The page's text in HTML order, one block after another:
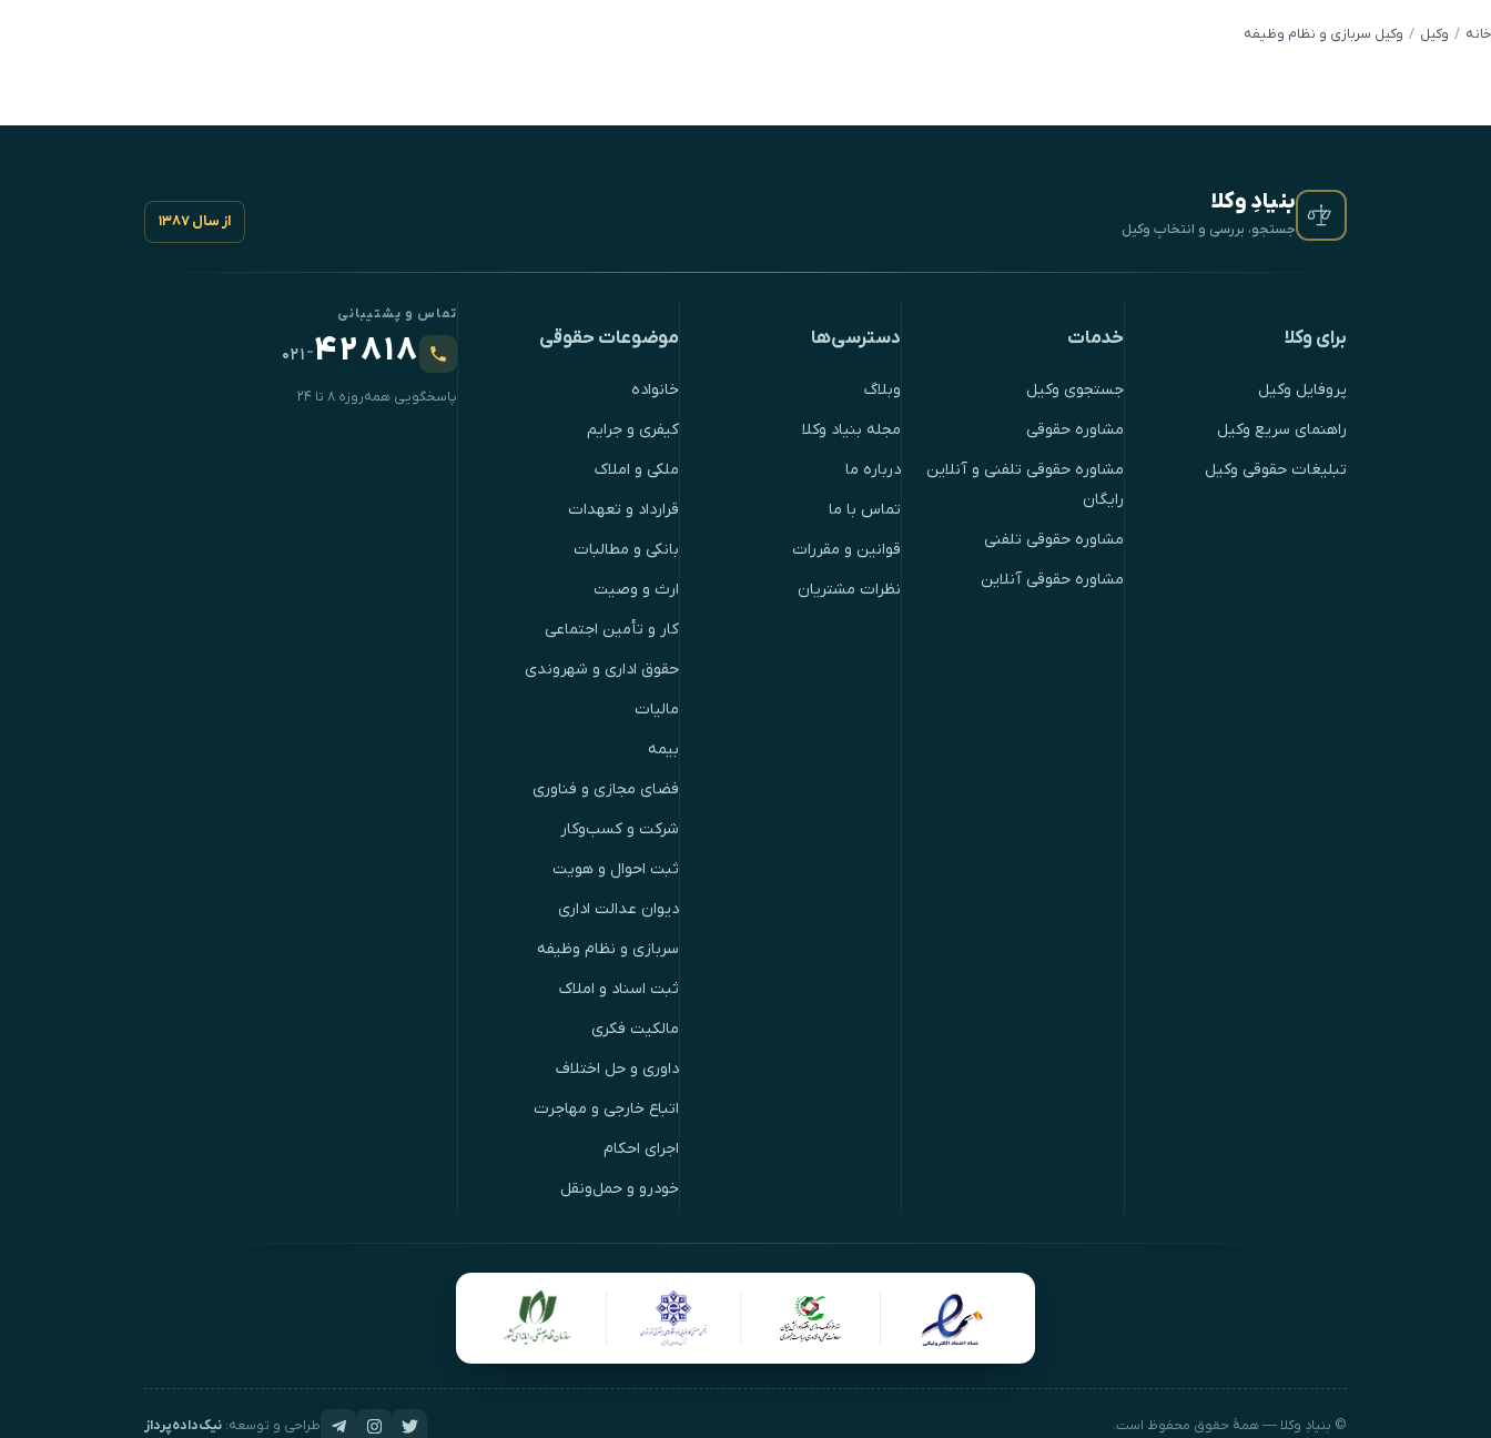
خانه وکیل وکیل سربازی و نظام وظیفه
بنیادِ وکلا
جستجو، بررسی و انتخابِ وکیل از سال ۱۳۸۷
برای وکلا
پروفایل وکیل
راهنمای سریع وکیل
تبلیغات حقوقی وکیل
خدمات
جستجوی وکیل
مشاوره حقوقی
مشاوره حقوقی تلفنی و آنلاین
رایگان
مشاوره حقوقی تلفنی
مشاوره حقوقی آنلاین
دسترسی‌ها
وبلاگ
مجله بنیاد وکلا
درباره ما
تماس با ما
قوانین و مقررات
نظرات مشتریان
موضوعات حقوقی
خانواده
کیفری و جرایم
ملکی و املاک
قرارداد و تعهدات
بانکی و مطالبات
ارث و وصیت
کار و تأمین اجتماعی
حقوق اداری و شهروندی
مالیات
بیمه
فضای مجازی و فناوری
شرکت و کسب‌وکار
ثبت احوال و هویت
دیوان عدالت اداری
سربازی و نظام وظیفه
ثبت اسناد و املاک
مالکیت فکری
داوری و حل اختلاف
اتباع خارجی و مهاجرت
اجرای احکام
خودرو و حمل‌ونقل
تماس و پشتیبانی
۴۲۸۱۸-۰۲۱
پاسخگویی همه‌روزه ۸ تا ۲۴
© بنیادِ وکلا — همهٔ حقوق محفوظ است. طراحی و توسعه: نیک‌داده‌پرداز